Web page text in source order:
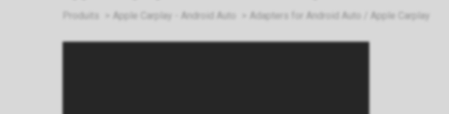
Produits Apple Carplay - Android Auto Adapters for Android Auto / Apple Carplay